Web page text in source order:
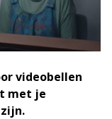
videobellen
met je